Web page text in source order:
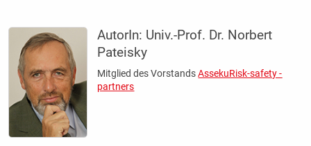
AutorIn: Univ.-Prof. Dr. Norbert
Pateisky
Mitglied des VorstandsAssekuRisk-safety ­
partners